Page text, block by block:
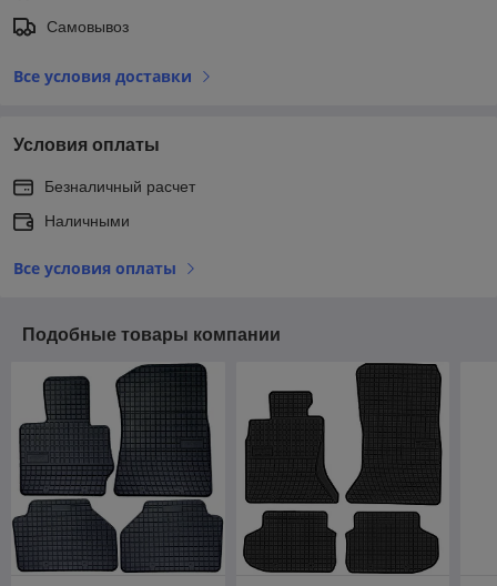
Самовывоз
Все условия доставки
Условия оплаты
Безналичный расчет
Наличными
Все условия оплаты
Подобные товары компании